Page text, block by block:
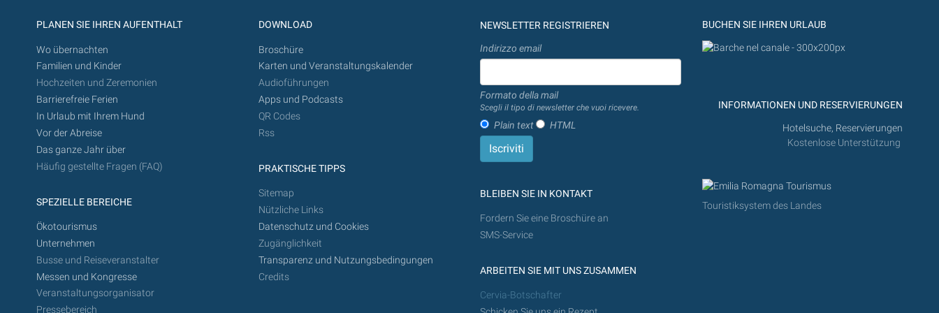
PLANEN SIE IHREN AUFENTHALT
Wo übernachten
Familien und Kinder
Hochzeiten und Zeremonien
Barrierefreie Ferien
In Urlaub mit Ihrem Hund
Vor der Abreise
Das ganze Jahr über
Häufig gestellte Fragen (FAQ)
SPEZIELLE BEREICHE
Ökotourismus
Unternehmen
Busse und Reiseveranstalter
Messen und Kongresse
Veranstaltungsorganisator
Pressebereich
DOWNLOAD
Broschüre
Karten und Veranstaltungskalender
Audioführungen
Apps und Podcasts
QR Codes
Rss
PRAKTISCHE TIPPS
Sitemap
Nützliche Links
Datenschutz und Cookies
Zugänglichkeit
Transparenz und Nutzungsbedingungen
Credits
NEWSLETTER REGISTRIEREN
Indirizzo email
Formato della mail
Scegli il tipo di newsletter che vuoi ricevere.
Plain text HTML
BLEIBEN SIE IN KONTAKT
Fordern Sie eine Broschüre an
SMS-Service
ARBEITEN SIE MIT UNS ZUSAMMEN
Cervia-Botschafter
BUCHEN SIE IHREN URLAUB
INFORMATIONEN UND RESERVIERUNGEN
Hotelsuche, Reservierungen
Kostenlose Unterstützung
Touristiksystem des Landes